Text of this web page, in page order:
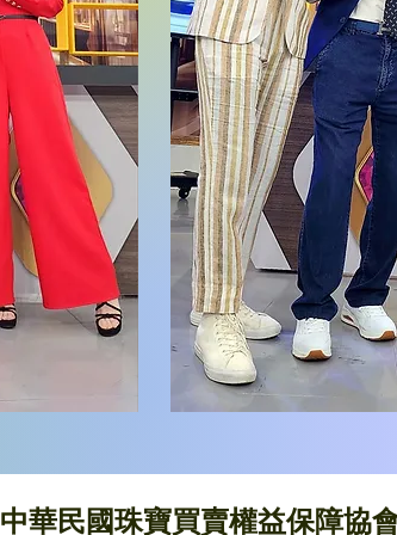
中華民國珠寶買賣權益保障協